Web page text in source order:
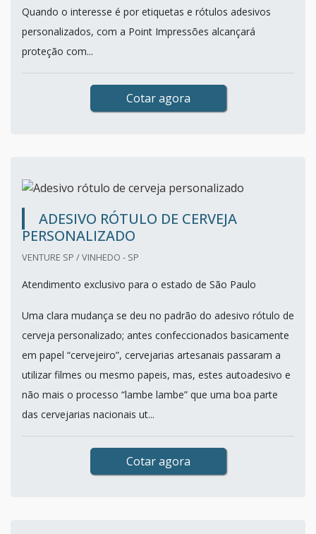
Quando o interesse é por etiquetas e rótulos adesivos
personalizados, com a Point Impressões alcançará
proteção com...
Cotar agora
ADESIVO RÓTULO DE CERVEJA
PERSONALIZADO
VENTURE SP / VINHEDO - SP
Atendimento exclusivo para o estado de São Paulo
Uma clara mudança se deu no padrão do adesivo rótulo de
cerveja personalizado; antes confeccionados basicamente
em papel “cervejeiro”, cervejarias artesanais passaram a
utilizar filmes ou mesmo papeis, mas, estes autoadesivo e
não mais o processo “lambe lambe” que uma boa parte
das cervejarias nacionais ut...
Cotar agora